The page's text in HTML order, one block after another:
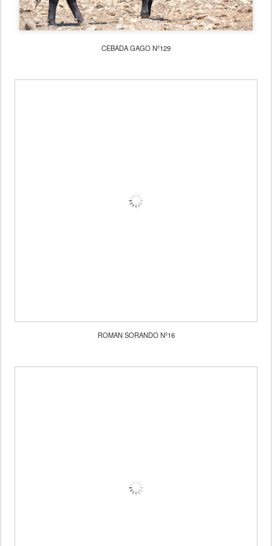
CEBADA GAGO Nº129
ROMAN SORANDO Nº16